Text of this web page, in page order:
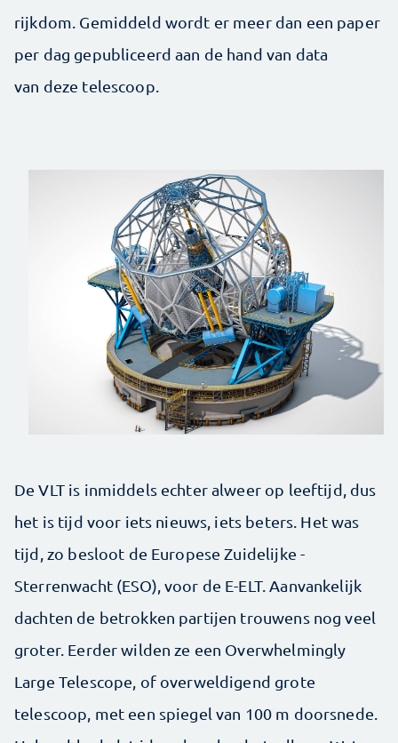
rijkdom. Gemiddeld wordt er meer dan een paper
per dag gepubliceerd aan de hand van data
van deze telescoop.
De VLT is inmiddels echter alweer op leeftijd, dus
het is tijd voor iets nieuws, iets beters. Het was
tijd, zo besloot de Europese Zuidelijke ­
Sterrenwacht (ESO), voor de E-ELT. Aanvankelijk
dachten de betrokken partijen trouwens nog veel
groter. Eerder wilden ze een Over­whelmingly
Large Telescope, of overweldigend grote
telescoop, met een spiegel van 100 m doorsnede.